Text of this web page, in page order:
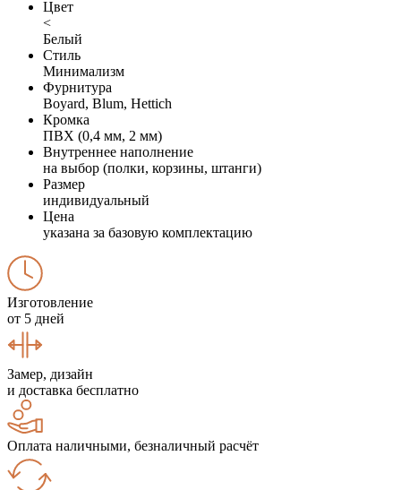
Цвет
<
Белый
Стиль
Минимализм
Фурнитура
Boyard, Blum, Hettich
Кромка
ПВХ (0,4 мм, 2 мм)
Внутреннее наполнение
на выбор (полки, корзины, штанги)
Размер
индивидуальный
Цена
указана за базовую комплектацию
Изготовление
от 5 дней
Замер, дизайн
и доставка бесплатно
Оплата наличными, безналичный расчёт